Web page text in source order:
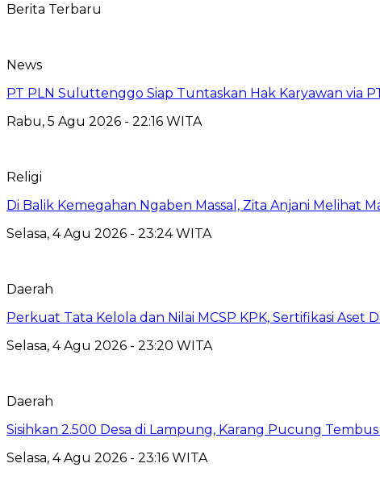
Berita Terbaru
News
PT PLN Suluttenggo Siap Tuntaskan Hak Karyawan via
Rabu, 5 Agu 2026 - 22:16 WITA
Religi
Di Balik Kemegahan Ngaben Massal, Zita Anjani Melihat
Selasa, 4 Agu 2026 - 23:24 WITA
Daerah
Perkuat Tata Kelola dan Nilai MCSP KPK, Sertifikasi Aset
Selasa, 4 Agu 2026 - 23:20 WITA
Daerah
Sisihkan 2.500 Desa di Lampung, Karang Pucung
Selasa, 4 Agu 2026 - 23:16 WITA